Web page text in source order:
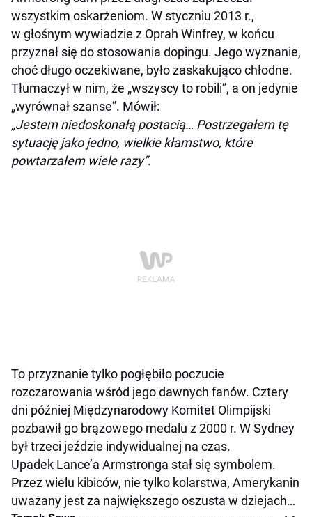
wszystkim oskarżeniom. W styczniu 2013 r.,
w głośnym wywiadzie z Oprah Winfrey, w końcu
przyznał się do stosowania dopingu. Jego wyznanie,
choć długo oczekiwane, było zaskakująco chłodne.
Tłumaczył w nim, że „wszyscy to robili”, a on jedynie
„wyrównał szanse”. Mówił:
„Jestem niedoskonałą postacią… Postrzegałem tę
sytuację jako jedno, wielkie kłamstwo, które
powtarzałem wiele razy”.
To przyznanie tylko pogłębiło poczucie
rozczarowania wśród jego dawnych fanów. Cztery
dni później Międzynarodowy Komitet Olimpijski
pozbawił go brązowego medalu z 2000 r. W Sydney
był trzeci jeździe indywidualnej na czas.
Upadek Lance’a Armstronga stał się symbolem.
Przez wielu kibiców, nie tylko kolarstwa, Amerykanin
uważany jest za największego oszusta w dziejach…